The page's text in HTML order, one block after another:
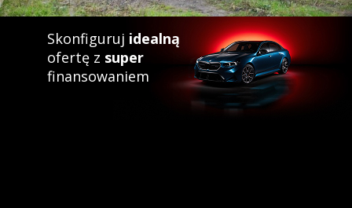
Warto dodać, że w naszej bazie – Katalog Nowych Aut – mamy
również oferty, dotyczące pozostałych modeli marki Suzuki:
Across, Ignis, S-Cross, Swace, Swift, Vitara, a także oferty innych
producentów.
Skonfiguruj idealną
ofertę z super
finansowaniem